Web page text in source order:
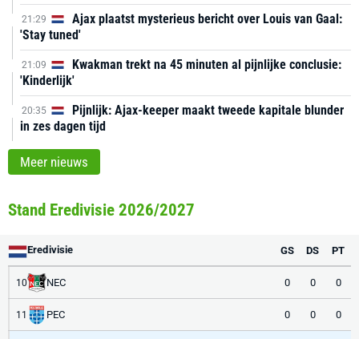
21:29
Ajax plaatst mysterieus bericht over Louis van Gaal:
'Stay tuned'
21:09
Kwakman trekt na 45 minuten al pijnlijke conclusie:
'Kinderlijk'
20:35
Pijnlijk: Ajax-keeper maakt tweede kapitale blunder
in zes dagen tijd
Meer nieuws
Stand Eredivisie 2026/2027
Eredivisie GS DS PT
10 NEC 0 0 0
11 PEC 0 0 0